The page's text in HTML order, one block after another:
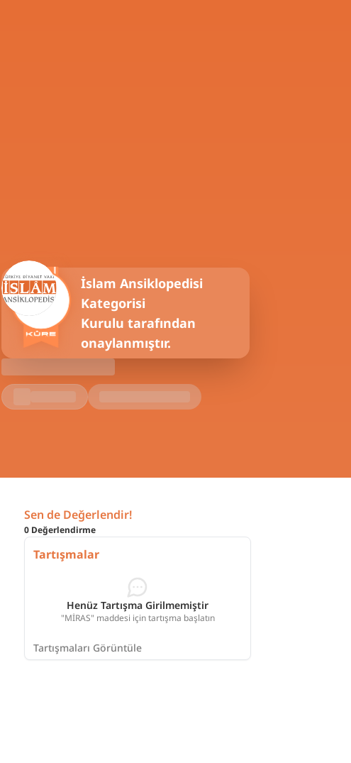
İslam Ansiklopedisi
Kategorisi
Kurulu tarafından
onaylanmıştır.
Sen de Değerlendir!
0 Değerlendirme
Tartışmalar
Henüz Tartışma Girilmemiştir
"MİRAS" maddesi için tartışma başlatın
Tartışmaları Görüntüle